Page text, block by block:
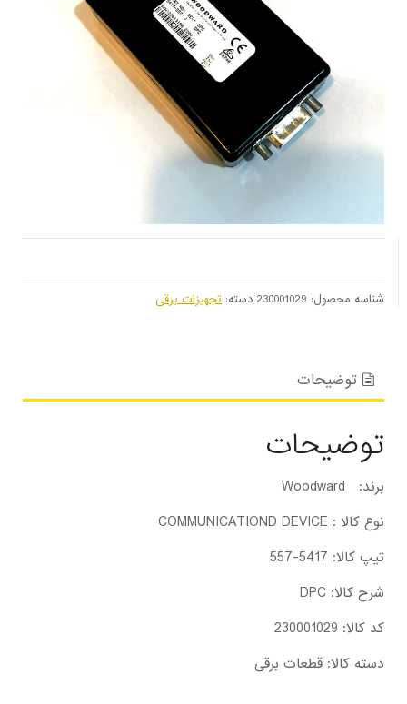
شناسه محصول: 230001029 دسته: تجهیزات برقی
توضیحات
توضیحات
برند: Woodward
نوع کالا : COMMUNICATIOND DEVICE
تیپ کالا: 5417-557
شرح کالا: DPC
کد کالا: 230001029
دسته کالا: قطعات برقی